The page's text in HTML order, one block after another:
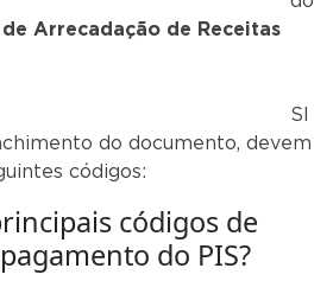
Arrecadação de Receitas
do documento, devem
códigos:
códigos de
do PIS?